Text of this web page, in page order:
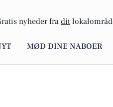
nyheder fra dit
MØD DINE NABOER